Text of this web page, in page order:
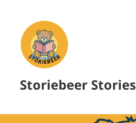
Storiebeer Stories